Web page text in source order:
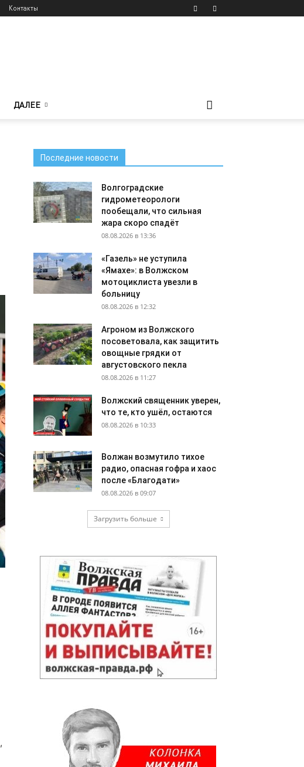
Контакты
ДАЛЕЕ
,
Последние новости
Волгоградские
гидрометеорологи
пообещали, что сильная
жара скоро спадёт
08.08.2026 в 13:36
«Газель» не уступила
«Ямахе»: в Волжском
мотоциклиста увезли в
больницу
08.08.2026 в 12:32
Агроном из Волжского
посоветовала, как защитить
овощные грядки от
августовского пекла
08.08.2026 в 11:27
Волжский священник уверен,
что те, кто ушёл, остаются
08.08.2026 в 10:33
Волжан возмутило тихое
радио, опасная гофра и хаос
после «Благодати»
08.08.2026 в 09:07
Загрузить больше